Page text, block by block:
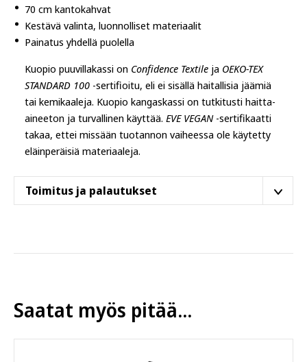
70 cm kantokahvat
Kestävä valinta, luonnolliset materiaalit
Painatus yhdellä puolella
Kuopio puuvillakassi on Confidence Textile ja OEKO-TEX
STANDARD 100 -sertifioitu, eli ei sisällä haitallisia jäämiä
tai kemikaaleja. Kuopio kangaskassi on tutkitusti haitta-
aineeton ja turvallinen käyttää. EVE VEGAN-sertifikaatti
takaa, ettei missään tuotannon vaiheessa ole käytetty
eläinperäisiä materiaaleja.
Toimitus ja palautukset
suoraanpostiluukkuuntai lähimpäänPostin
Jotkut muut tuotteemme lähtevät eri varastolta ja niillä
on eri toimitusaika (lukee tuotesivulla). Eli vaikka
Saatat myös pitää...